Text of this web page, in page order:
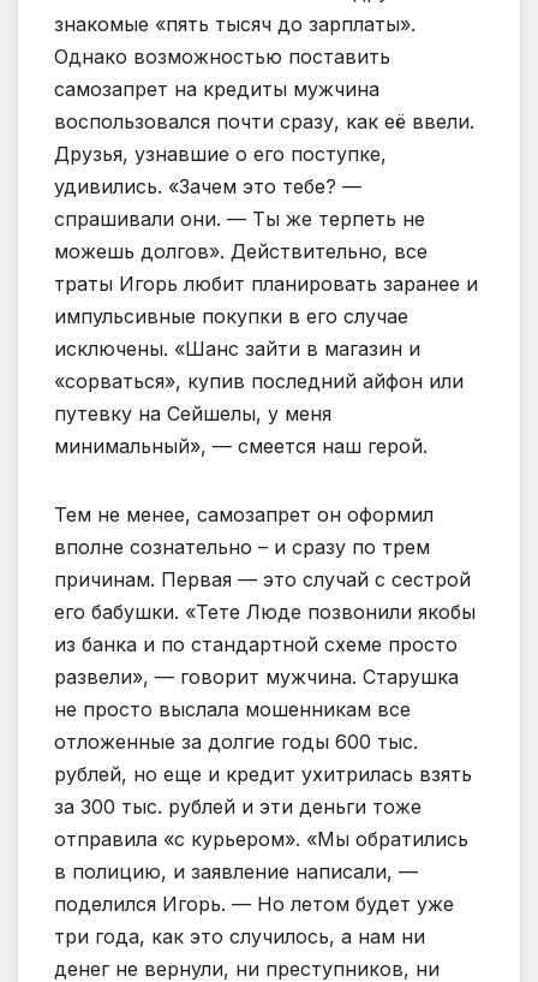
знакомые «пять тысяч до зарплаты».
Однако возможностью поставить
самозапрет на кредиты мужчина
воспользовался почти сразу, как её ввели.
Друзья, узнавшие о его поступке,
удивились. «Зачем это тебе? —
спрашивали они. — Ты же терпеть не
можешь долгов». Действительно, все
траты Игорь любит планировать заранее и
импульсивные покупки в его случае
исключены. «Шанс зайти в магазин и
«сорваться», купив последний айфон или
путевку на Сейшелы, у меня
минимальный», — смеется наш герой.
Тем не менее, самозапрет он оформил
вполне сознательно – и сразу по трем
причинам. Первая — это случай с сестрой
его бабушки. «Тете Люде позвонили якобы
из банка и по стандартной схеме просто
развели», — говорит мужчина. Старушка
не просто выслала мошенникам все
отложенные за долгие годы 600 тыс.
рублей, но еще и кредит ухитрилась взять
за 300 тыс. рублей и эти деньги тоже
отправила «с курьером». «Мы обратились
в полицию, и заявление написали, —
поделился Игорь. — Но летом будет уже
три года, как это случилось, а нам ни
денег не вернули, ни преступников, ни